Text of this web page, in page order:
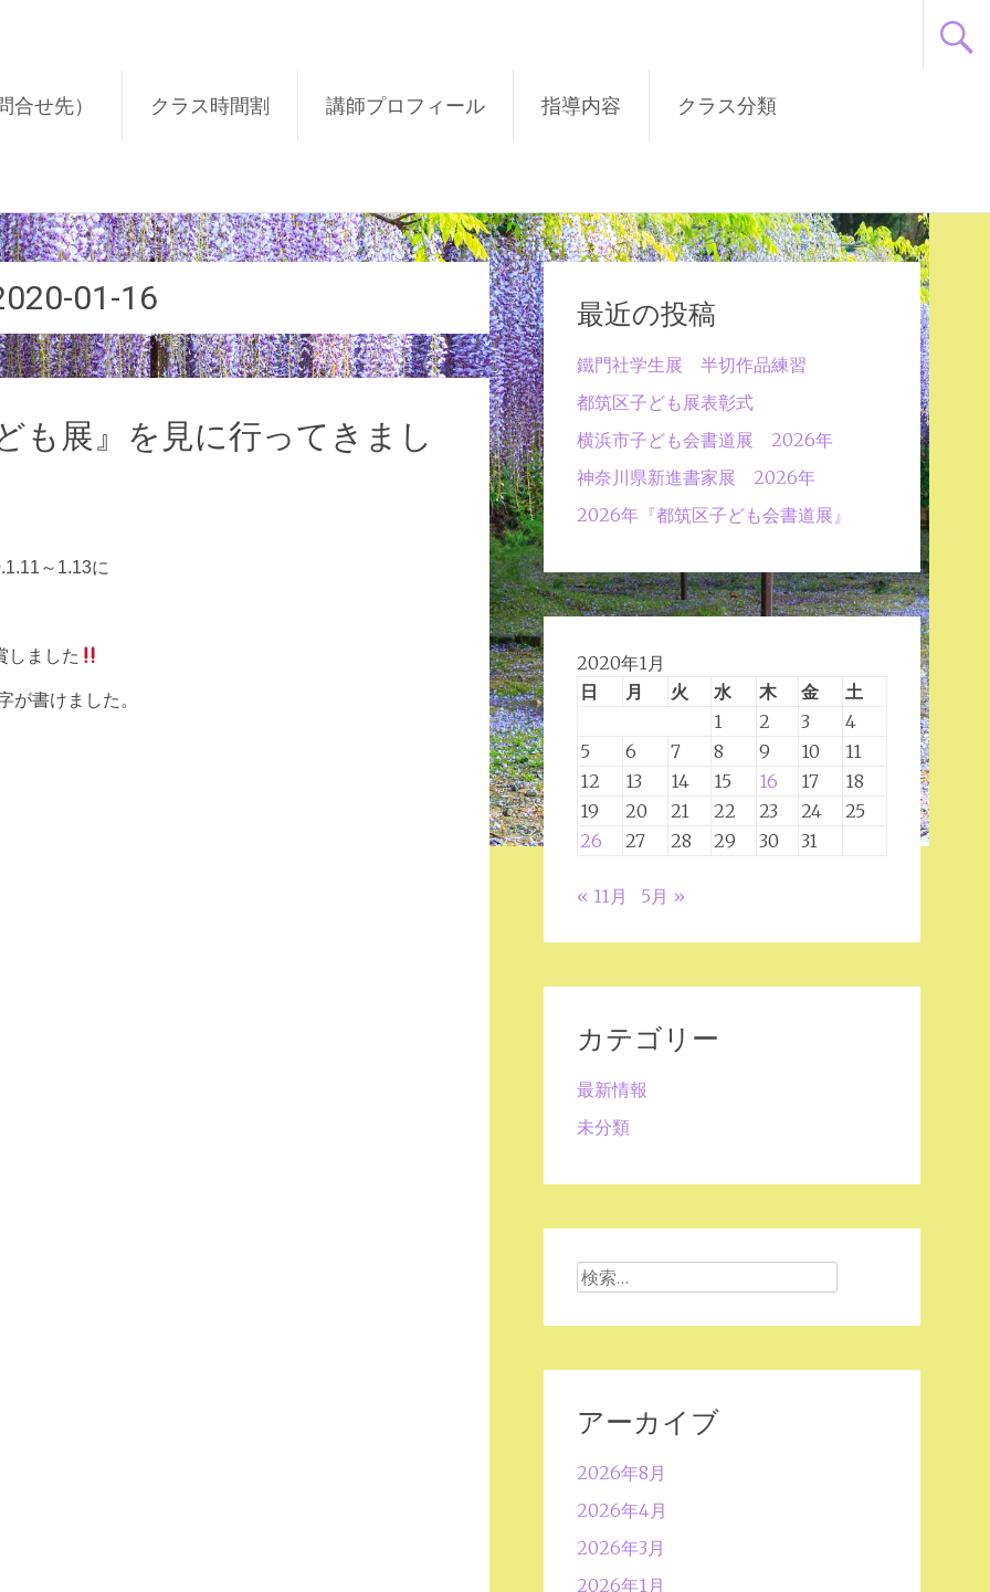
せ先） クラス時間割 講師プロフィール 指導内容 クラス分類
01-16
も展』を見に行ってきまし
～1.13に
しました
が書けました。
最近の投稿
鐵門社学生展 半切作品練習
都筑区子ども展表彰式
横浜市子ども会書道展 2026年
神奈川県新進書家展 2026年
2026年『都筑区子ども会書道展』
2020年1月
日
月 火 水 木 金
土
1
2 3
4
5
6 7 8 9 10
11
12
13 14 15 16 17
18
19
20 21 22 23 24
25
26
27 28 29 30 31
« 11月 5月 »
カテゴリー
最新情報
未分類
検
アーカイブ
2026年8月
2026年4月
2026年3月
2026年1月